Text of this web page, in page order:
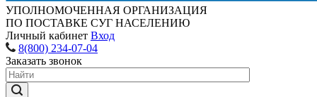
УПОЛНОМОЧЕННАЯ ОРГАНИЗАЦИЯ
ПО ПОСТАВКЕ СУГ НАСЕЛЕНИЮ
Личный кабинет Вход
8(800) 234-07-04
Заказать звонок